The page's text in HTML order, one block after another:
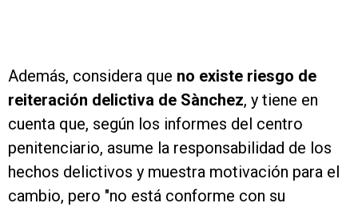
Además, considera que no existe riesgo de
reiteración delictiva de Sànchez, y tiene en
cuenta que, según los informes del centro
penitenciario, asume la responsabilidad de los
hechos delictivos y muestra motivación para el
cambio, pero "no está conforme con su